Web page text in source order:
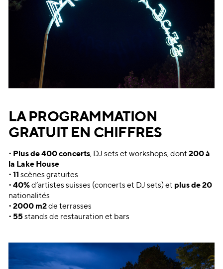
LA PROGRAMMATION
GRATUIT EN CHIFFRES
• Plus de 400 concerts, DJ sets et workshops, dont 200 à
la Lake House
• 11 scènes gratuites
• 40%d’artistes suisses (concerts et DJ sets) et plus de 20
nationalités
• 2000 m2de terrasses
• 55stands de restauration et bars